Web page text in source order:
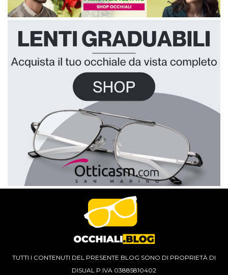
TUTTI I CONTENUTI DEL PRESENTE BLOG SONO DI PROPRIETÀ DI
DISUAL P.IVA 03885810402